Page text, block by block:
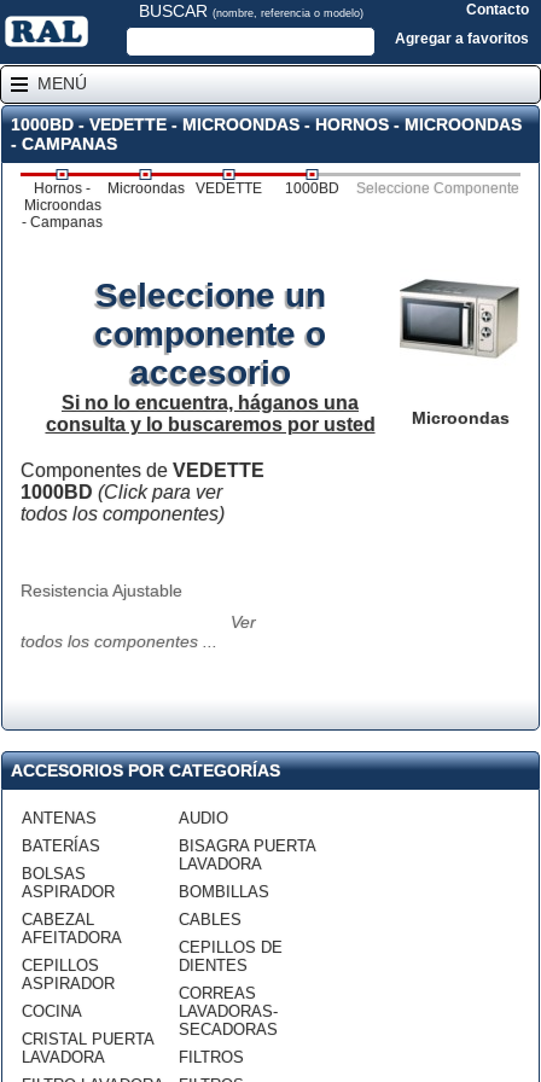
BUSCAR (nombre, referencia o modelo)
Contacto
Agregar a favoritos
MENÚ
1000BD - VEDETTE - MICROONDAS - HORNOS - MICROONDAS
- CAMPANAS
Hornos -
Microondas
- Campanas
Microondas VEDETTE 1000BD Seleccione Componente
Microondas
Seleccione un
componente o
accesorio
Si no lo encuentra, háganos una
consulta y lo buscaremos por usted
Componentes de VEDETTE
1000BD (Click para ver
todos los componentes)
Resistencia Ajustable
Ver
todos los componentes ...
ACCESORIOS POR CATEGORÍAS
ANTENAS
BATERÍAS
BOLSAS
ASPIRADOR
CABEZAL
AFEITADORA
CEPILLOS
ASPIRADOR
COCINA
CRISTAL PUERTA
LAVADORA
AUDIO
BISAGRA PUERTA
LAVADORA
BOMBILLAS
CABLES
CEPILLOS DE
DIENTES
CORREAS
LAVADORAS-
SECADORAS
FILTROS